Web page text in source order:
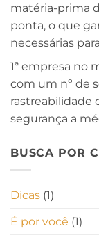
matéria-prima
ponta, o que
necessárias
1ª empresa no
com um nº de
rastreabilidade
segurança a
BUSCA POR
Dicas (1)
É por você (1)